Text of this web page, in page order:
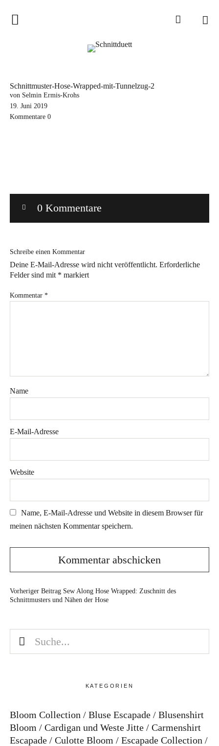
Home
Schnittduett Magazin
Tipps zur Schnittanpassung
Wir sagen Danke und Good
Kontakt
Schnittmuster-Hose-Wrapped-mit-Tunnelzug-2
von Selmin Ermis-Krohs
19. Juni 2019
Kommentare 0
0 Kommentare
Schreibe einen Kommentar
Deine E-Mail-Adresse wird nicht veröffentlicht. Erforderliche
Felder sind mit * markiert
Kommentar *
Name
E-Mail-Adresse
Website
Name, E-Mail-Adresse und Website in diesem Browser für
meinen nächsten Kommentar speichern.
Vorheriger Beitrag Sew Along Hose Wrapped: Zuschnitt des
Schnittmusters und Nähen der Hose
KATEGORIEN
Bloom Collection Bluse Escapade
Blusenshirt
Bloom
Cardigan und Weste Jitte
Carmenshirt
Escapade
Culotte Bloom
Escapade Collection